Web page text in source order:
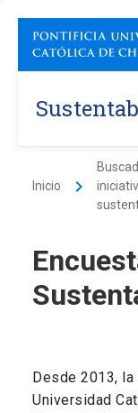
Inicio keyboard_arrow_right
Desde 2013,
Universidad